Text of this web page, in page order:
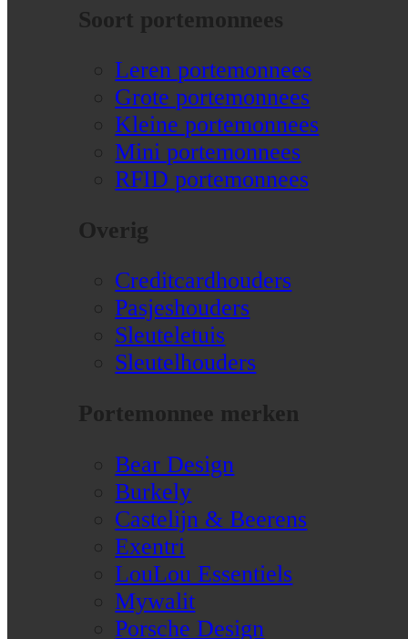
Soort portemonnees
Leren portemonnees
Grote portemonnees
Kleine portemonnees
Mini portemonnees
RFID portemonnees
Overig
Creditcardhouders
Pasjeshouders
Sleuteletuis
Sleutelhouders
Portemonnee merken
Bear Design
Burkely
Castelijn & Beerens
Exentri
LouLou Essentiels
Mywalit
Porsche Design